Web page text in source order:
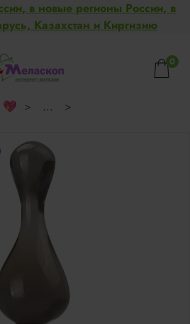
в новые регионы России, в
Казахстан и Киргизию
0
💖
...